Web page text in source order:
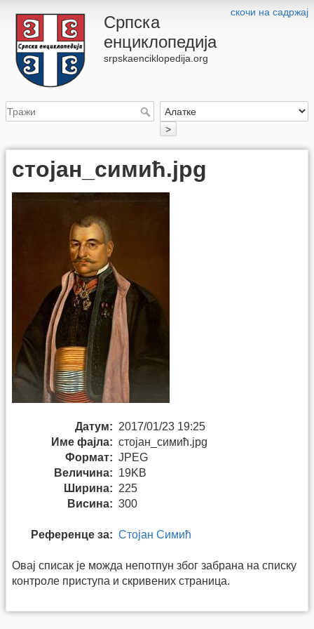
скочи на садржај
Српска
енциклопедија
srpskaenciklopedija.org
>
стојан_симић.jpg
Датум: 2017/01/23 19:25
Име фајла: стојан_симић.jpg
Формат: JPEG
Величина: 19KB
Ширина: 225
Висина: 300
Референце за: Стојан Симић
Овај списак је можда непотпун због забрана на списку
контроле приступа и скривених страница.